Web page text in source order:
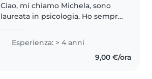
Ciao, mi chiamo Michela, sono
laureata in psicologia. Ho sempre
disponibile qualsiasi giorno e a
Esperienza: > 4 anni
9,00 €/ora